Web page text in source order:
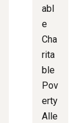
abl
e
Cha
rita
ble
Pov
erty
Alle